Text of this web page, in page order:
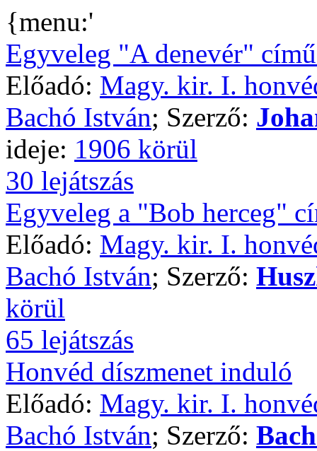
{menu:'
Egyveleg "A denevér"
Előadó: Magy. kir. I.
Bachó István; Szerző:
ideje: 1906 körül
30 lejátszás
Egyveleg a "Bob herceg"
Előadó: Magy. kir. I.
Bachó István; Szerző:
körül
65 lejátszás
Honvéd díszmenet induló
Előadó: Magy. kir. I.
Bachó István; Szerző: